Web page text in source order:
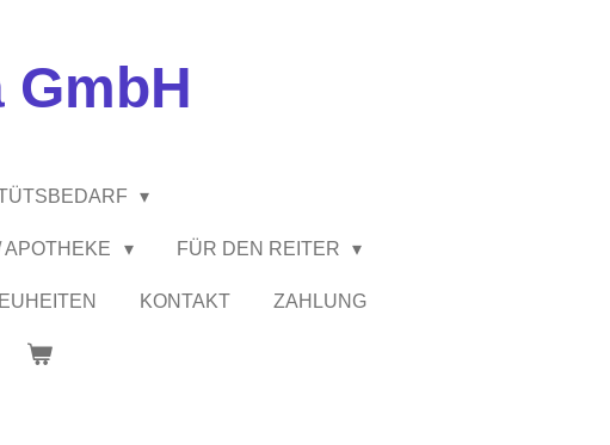
APOTHEKE FÜR DEN REITER
KONTAKT ZAHLUNG